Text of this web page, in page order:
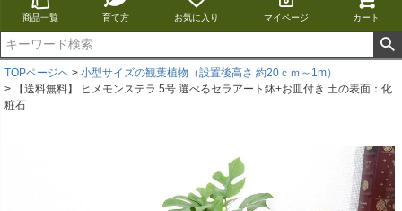
商品一覧 育て方 お気に入り マイページ カート
TOPページへ
小型サイズの観葉植物（設置後高さ 約20ｃｍ～1m）
【送料無料】 ヒメモンステラ 5号 選べるセラアート鉢+お皿付き 土の表面：化
粧石